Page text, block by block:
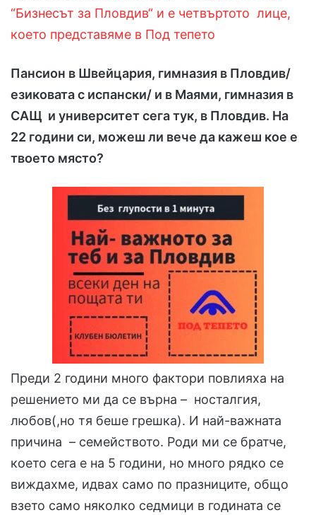
“Бизнесът за Пловдив“ и е четвъртото лице,
което представяме в Под тепето
Пансион в Швейцария, гимназия в Пловдив/
езиковата с испански/ и в Маями, гимназия в
САЩ и университет сега тук, в Пловдив. На
22 години си, можеш ли вече да кажеш кое е
твоето място?
Преди 2 години много фактори повлияха на
решението ми да се върна – носталгия,
любов(,но тя беше грешка). И най-важната
причина – семейството. Роди ми се братче,
което сега е на 5 години, но много рядко се
виждахме, идвах само по празниците, общо
взето само няколко седмици в годината се